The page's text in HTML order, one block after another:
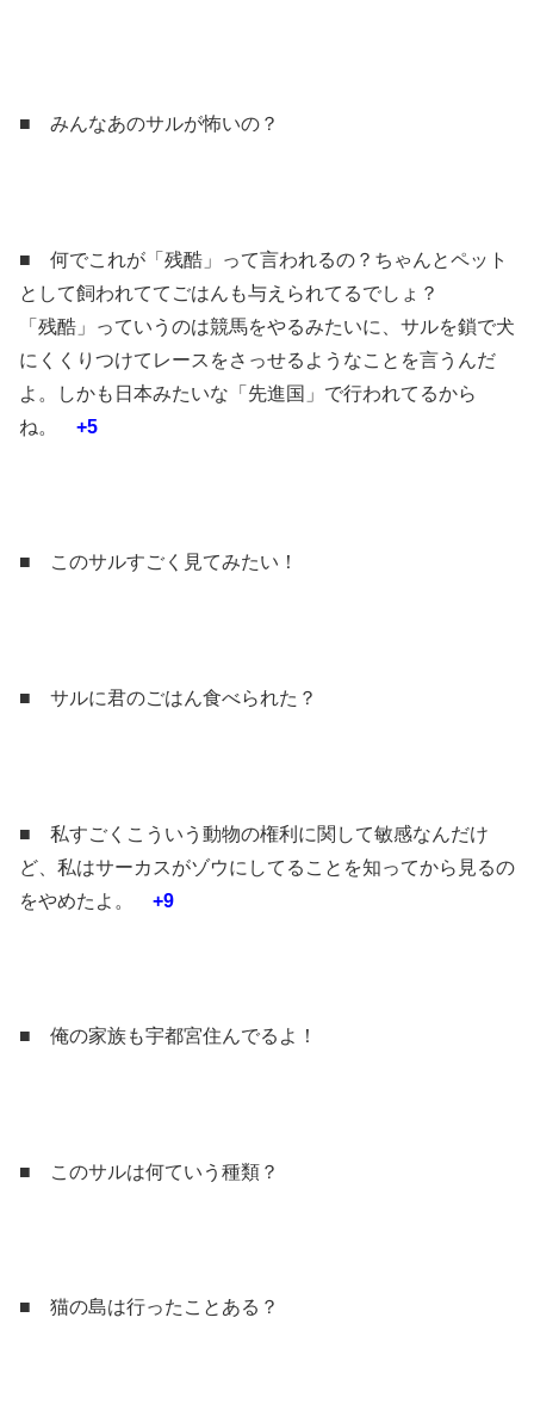
■ みんなあのサルが怖いの？
■ 何でこれが「残酷」って言われるの？ちゃんとペット
として飼われててごはんも与えられてるでしょ？
「残酷」っていうのは競馬をやるみたいに、サルを鎖で犬
にくくりつけてレースをさっせるようなことを言うんだ
よ。しかも日本みたいな「先進国」で行われてるから
ね。 +5
■ このサルすごく見てみたい！
■ サルに君のごはん食べられた？
■ 私すごくこういう動物の権利に関して敏感なんだけ
ど、私はサーカスがゾウにしてることを知ってから見るの
をやめたよ。 +9
■ 俺の家族も宇都宮住んでるよ！
■ このサルは何ていう種類？
■ 猫の島は行ったことある？